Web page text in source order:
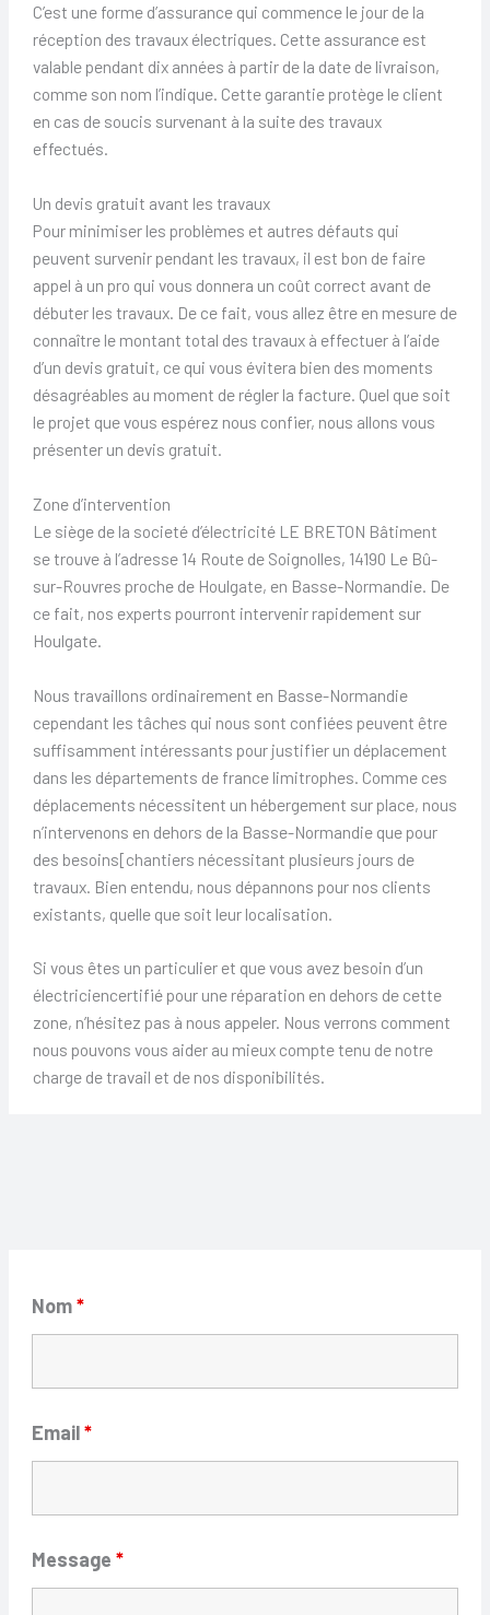
C’est une forme d’assurance qui commence le jour de la
réception des travaux électriques. Cette assurance est
valable pendant dix années à partir de la date de livraison,
comme son nom l’indique. Cette garantie protège le client
en cas de soucis survenant à la suite des travaux
effectués.
Un devis gratuit avant les travaux
Pour minimiser les problèmes et autres défauts qui
peuvent survenir pendant les travaux, il est bon de faire
appel à un pro qui vous donnera un coût correct avant de
débuter les travaux. De ce fait, vous allez être en mesure de
connaître le montant total des travaux à effectuer à l’aide
d’un devis gratuit, ce qui vous évitera bien des moments
désagréables au moment de régler la facture. Quel que soit
le projet que vous espérez nous confier, nous allons vous
présenter un devis gratuit.
Zone d’intervention
Le siège de la societé d’électricité LE BRETON Bâtiment
se trouve à l’adresse 14 Route de Soignolles, 14190 Le Bû-
sur-Rouvres proche de Houlgate, en Basse-Normandie. De
ce fait, nos experts pourront intervenir rapidement sur
Houlgate.
Nous travaillons ordinairement en Basse-Normandie
cependant les tâches qui nous sont confiées peuvent être
suffisamment intéressants pour justifier un déplacement
dans les départements de france limitrophes. Comme ces
déplacements nécessitent un hébergement sur place, nous
n’intervenons en dehors de la Basse-Normandie que pour
des besoins[chantiers nécessitant plusieurs jours de
travaux. Bien entendu, nous dépannons pour nos clients
existants, quelle que soit leur localisation.
Si vous êtes un particulier et que vous avez besoin d’un
électriciencertifié pour une réparation en dehors de cette
zone, n’hésitez pas à nous appeler. Nous verrons comment
nous pouvons vous aider au mieux compte tenu de notre
charge de travail et de nos disponibilités.
Nom*
Email*
Message *